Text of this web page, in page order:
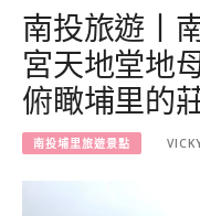
南投旅遊丨
宮天地堂地
俯瞰埔里的
南投埔里旅遊景點